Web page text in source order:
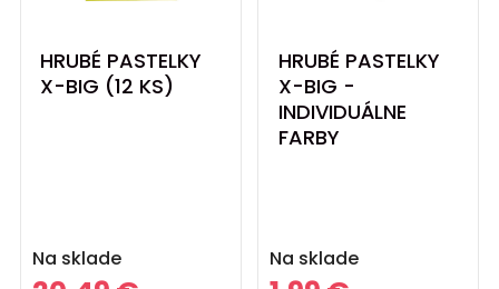
HRUBÉ PASTELKY
X-BIG (12 KS)
Na sklade
Cena
HRUBÉ PASTELKY
X-BIG -
INDIVIDUÁLNE
FARBY
Na sklade
Cena